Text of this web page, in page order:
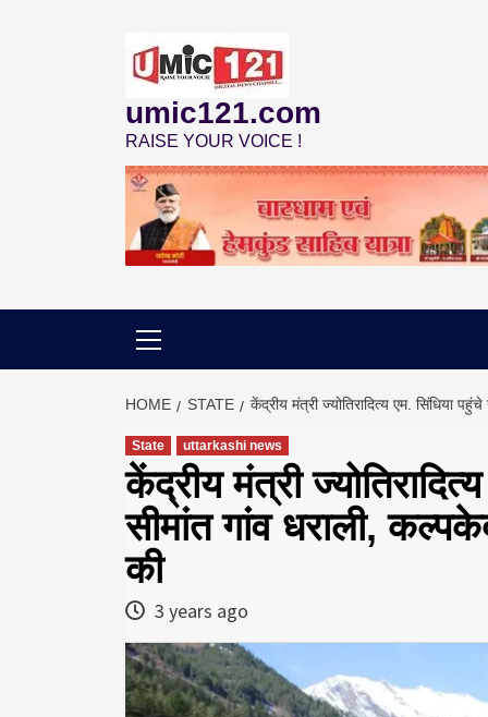
umic121.com
RAISE YOUR VOICE !
HOME STATE केंद्रीय मंत्री ज्योतिरादित्य एम. सिंधिया
State uttarkashi news
केंद्रीय मंत्री
सीमांत गांव धराली,
की
3 years ago